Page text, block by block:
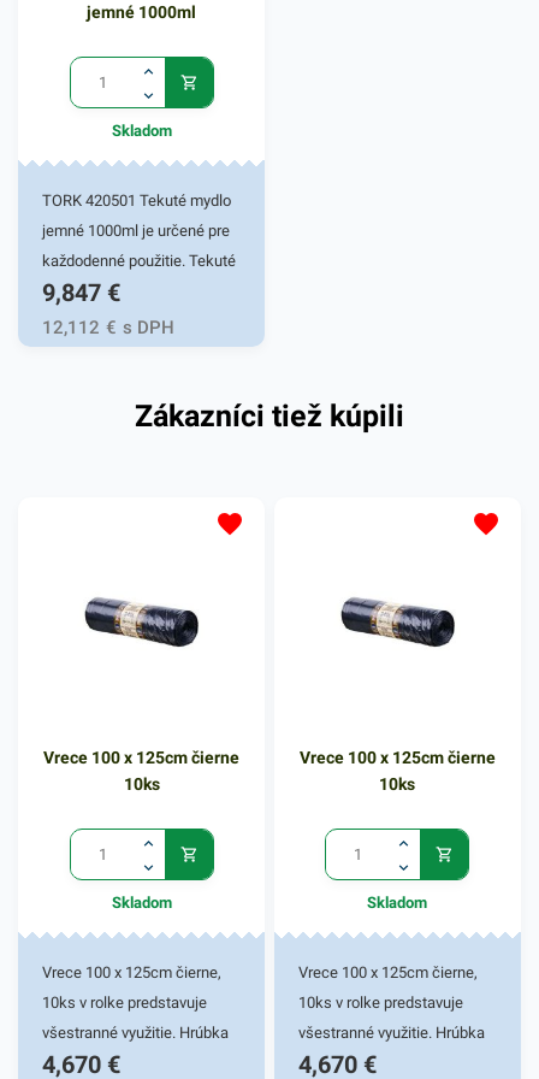
objem 5l. V našej ponuke
nájdete ďalšie podobné
produkty, ktoré vás zaručene
jemné 1000ml
Skladom
TORK 420501 Tekuté mydlo
jemné 1000ml je určené pre
každodenné použitie. Tekuté
mydlo TORK poskytuje
cenovo priaznivé riešenie
bežného umývania rúk.
použití zanecháva pocit
mydiel, ktoré sa ľahko
používajú a zaisťujú kvalitnú
objemom 1l. V našej ponuke
produkty, ktoré vás zaručene
9,847 €
12,112 € s DPH
Zákazníci tiež kúpili
Vrece 100 x 125cm čierne
10ks
Skladom
Vrece 100 x 125cm čierne,
10ks v rolke predstavuje
všestranné využitie. Hrúbka
vreca je 55 mikrónov.
4,670 €
Vrece 100 x 125cm čierne
10ks
Skladom
Vrece 100 x 125cm čierne,
10ks v rolke predstavuje
všestranné využitie. Hrúbka
vreca je 55 mikrónov.
4,670 €